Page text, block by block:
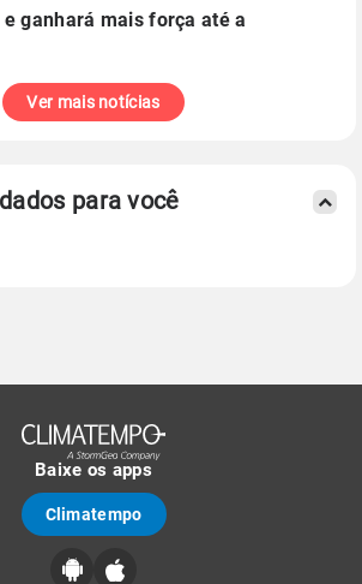
ganhará mais força até a
Ver mais notícias
para você
Baixe os apps
Climatempo